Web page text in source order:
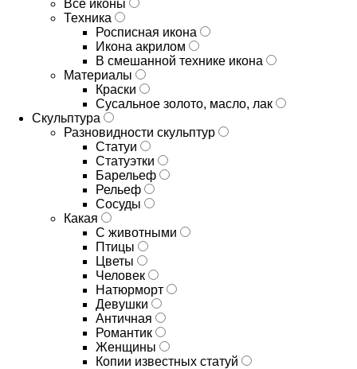
Все иконы
Техника
Росписная икона
Икона акрилом
В смешанной технике икона
Материалы
Краски
Сусальное золото, масло, лак
Скульптура
Разновидности скульптур
Статуи
Статуэтки
Барельеф
Рельеф
Сосуды
Какая
С животными
Птицы
Цветы
Человек
Натюрморт
Девушки
Античная
Романтик
Женщины
Копии известных статуй